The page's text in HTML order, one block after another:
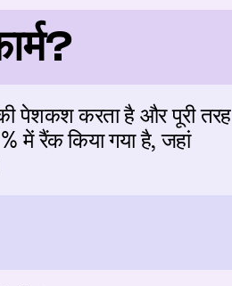
पेशकश करता है और पूरी तरह
में रैंक किया गया है, जहां